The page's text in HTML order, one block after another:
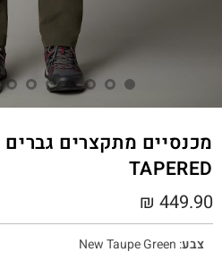
TAPERED
₪ 449.90
צבע:
New Taupe Green